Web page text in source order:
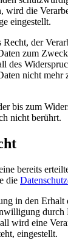
wird die
eingestellt.
Recht, der
zum
des
nicht
bis zum
nicht berührt.
bereits
die
in den Erhalt
wird eine
eingestellt.